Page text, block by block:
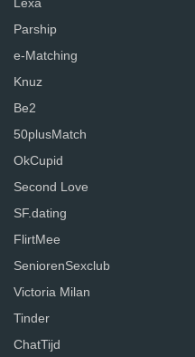
Parship
e-Matching
Knuz
Be2
50plusMatch
OkCupid
Second Love
SF.dating
FlirtMee
SeniorenSexclub
Victoria Milan
Tinder
ChatTijd